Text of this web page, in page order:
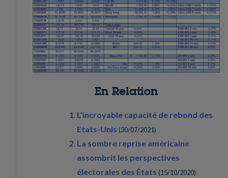
En Relation
L’incroyable capacité de rebond des
Etats-Unis (30/07/2021)
La sombre reprise américaine
assombrit les perspectives
électorales des États (15/10/2020)